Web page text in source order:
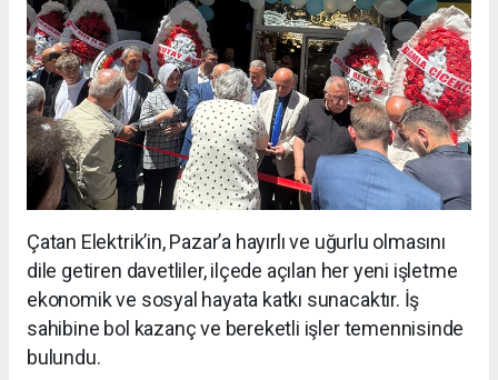
Çatan Elektrik’in, Pazar’a hayırlı ve uğurlu olmasını
dile getiren davetliler, ilçede açılan her yeni işletme
ekonomik ve sosyal hayata katkı sunacaktır. İş
sahibine bol kazanç ve bereketli işler temennisinde
bulundu.